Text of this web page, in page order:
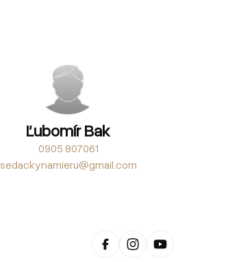
Ľubomír Bak
0905 807061
sedackynamieru@gmail.com